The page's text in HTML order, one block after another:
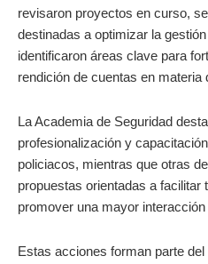
revisaron proyectos en curso,
destinadas a optimizar la
identificaron áreas clave para
rendición de cuentas en materia
La Academia de Seguridad
profesionalización y
policiacos, mientras que otras
propuestas orientadas a
promover una mayor
Estas acciones forman parte